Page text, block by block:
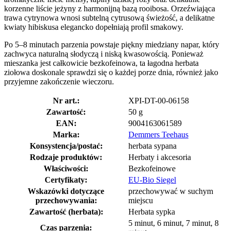
korzenne liście jeżyny z harmonijną bazą rooibosa. Orzeźwiająca
trawa cytrynowa wnosi subtelną cytrusową świeżość, a delikatne
kwiaty hibiskusa elegancko dopełniają profil smakowy.
Po 5–8 minutach parzenia powstaje piękny miedziany napar, który
zachwyca naturalną słodyczą i niską kwasowością. Ponieważ
mieszanka jest całkowicie bezkofeinowa, ta łagodna herbata
ziołowa doskonale sprawdzi się o każdej porze dnia, również jako
przyjemne zakończenie wieczoru.
Nr art.:
XPI-DT-00-06158
Zawartość:
50 g
EAN:
9004163061589
Marka:
Demmers Teehaus
Konsystencja/postać:
herbata sypana
Rodzaje produktów:
Herbaty i akcesoria
Właściwości:
Bezkofeinowe
Certyfikaty:
EU-Bio Siegel
Wskazówki dotyczące
przechowywania:
przechowywać w suchym
miejscu
Zawartość (herbata):
Herbata sypka
Czas parzenia:
5 minut, 6 minut, 7 minut, 8